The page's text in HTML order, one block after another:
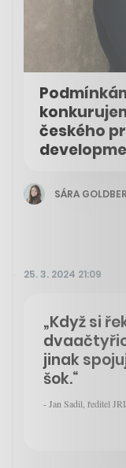
českého
SÁRA
25. 3. 2024 21:09
„Když si
jinak
šok.“
- Jan Sadil, ředitel